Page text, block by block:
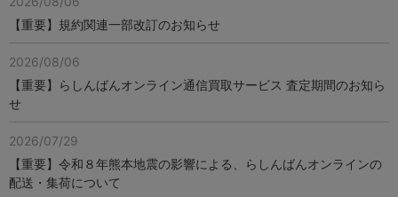
【重要】規約関連一部改訂のお知らせ
2026/08/06
【重要】らしんばんオンライン通信買取サービス 査定期間のお知ら
せ
2026/07/29
【重要】令和８年熊本地震の影響による、らしんばんオンラインの
配送・集荷について